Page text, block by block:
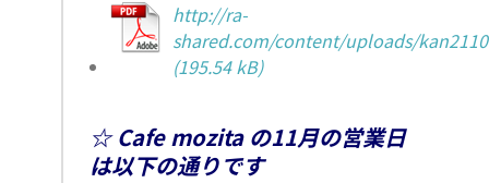
http://ra-
shared.com/content/uploads/
☆ Cafe mozita の11月の営業日
は以下の通りです